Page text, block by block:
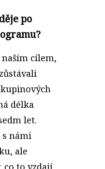
po
naším cílem,
délka
let.
námi
ale
co to vzdají